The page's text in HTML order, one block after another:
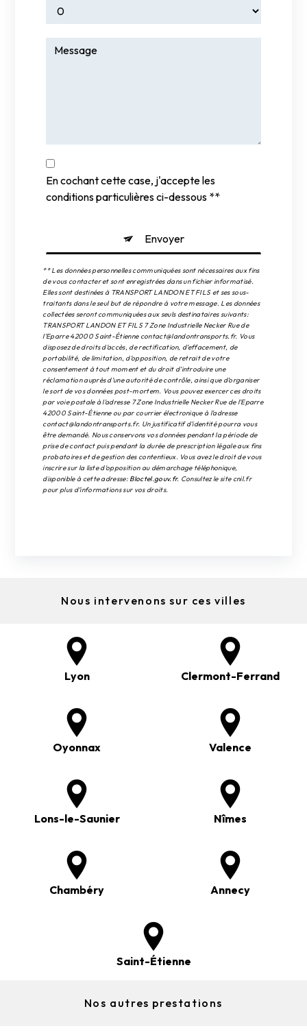
En cochant cette case, j'accepte les
conditions particulières ci-dessous **
Envoyer
** Les données personnelles communiquées sont nécessaires aux fins
de vous contacter et sont enregistrées dans un fichier informatisé.
Elles sont destinées à TRANSPORT LANDON ET FILS et ses sous-
traitants dans le seul but de répondre à votre message. Les données
collectées seront communiquées aux seuls destinataires suivants:
TRANSPORT LANDON ET FILS 7 Zone Industrielle Necker Rue de
l'Eparre 42000 Saint-Étienne contact@landontransports.fr. Vous
disposez de droits d’accès, de rectification, d’effacement, de
portabilité, de limitation, d’opposition, de retrait de votre
consentement à tout moment et du droit d’introduire une
réclamation auprès d’une autorité de contrôle, ainsi que d’organiser
le sort de vos données post-mortem. Vous pouvez exercer ces droits
par voie postale à l'adresse 7 Zone Industrielle Necker Rue de l'Eparre
42000 Saint-Étienne ou par courrier électronique à l'adresse
contact@landontransports.fr. Un justificatif d'identité pourra vous
être demandé. Nous conservons vos données pendant la période de
prise de contact puis pendant la durée de prescription légale aux fins
probatoires et de gestion des contentieux. Vous avez le droit de vous
inscrire sur la liste d'opposition au démarchage téléphonique,
disponible à cette adresse: Bloctel.gouv.fr. Consultez le site cnil.fr
pour plus d’informations sur vos droits.
Nous intervenons sur ces villes
Lyon Clermont-Ferrand
Oyonnax Valence
Lons-le-Saunier Nîmes
Chambéry Annecy
Saint-Étienne
Nos autres prestations